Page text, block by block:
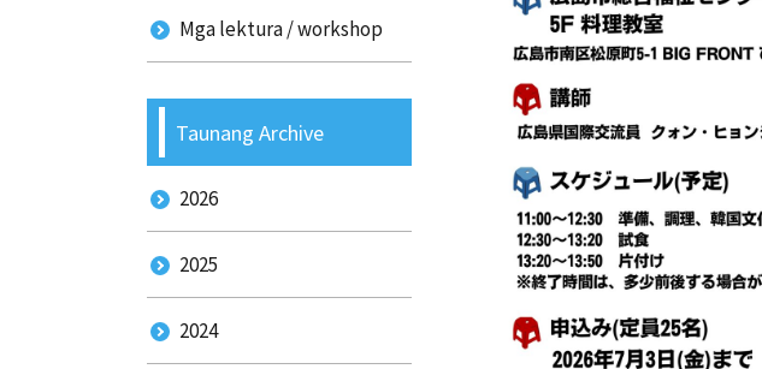
Mga lektura / workshop
Taunang Archive
2026
2025
2024